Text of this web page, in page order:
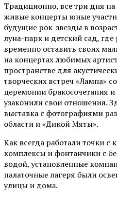
Традиционно, все три дня на
живые концерты юные
будущие рок-звезды в
луна-парк и детский сад,
временно оставить своих
на концертах любимых
пространстве для
творческих встреч «Лампа»
церемонии бракосочетания
узаконили свои отношения.
выставка с фотографиями
области и «Дикой Мяты».
Как всегда работали точки
комплексы и фонтанчики с
водой, установленные
палаточные лагеря были
улицы и дома.